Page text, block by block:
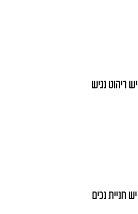
יש ריהוט נגיש
יש חניית נכים